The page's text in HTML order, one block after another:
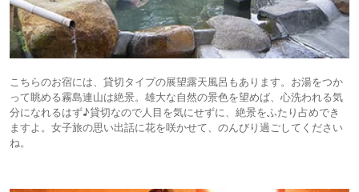
こちらのお宿には、貸切タイプの展望露天風呂もあります。お湯をつか
って眺める霧島連山は絶景。雄大な自然の景色を望めば、心洗われる気
分になれるはず♪貸切なので人目を気にせずに、絶景をふたり占めでき
ますよ。女子旅の思い出話に花を咲かせて、のんびり過ごしてください
ね。